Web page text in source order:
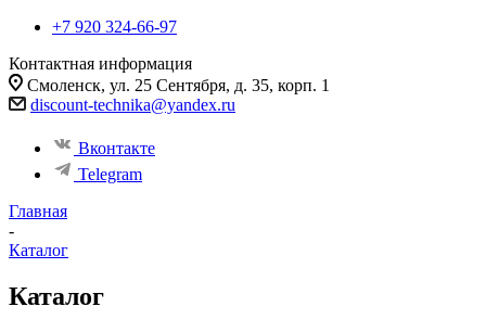
+7 920 324-66-97
Контактная информация
Смоленск, ул. 25 Сентября, д. 35, корп. 1
discount-technika@yandex.ru
Вконтакте
Telegram
Главная
-
Каталог
Каталог